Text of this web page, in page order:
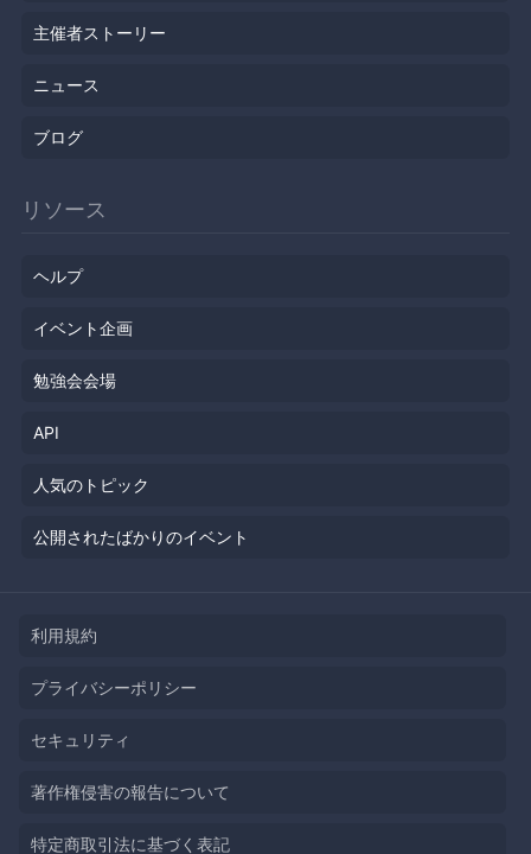
主催者ストーリー
ニュース
ブログ
リソース
ヘルプ
イベント企画
勉強会会場
API
人気のトピック
公開されたばかりのイベント
利用規約
プライバシーポリシー
セキュリティ
著作権侵害の報告について
特定商取引法に基づく表記